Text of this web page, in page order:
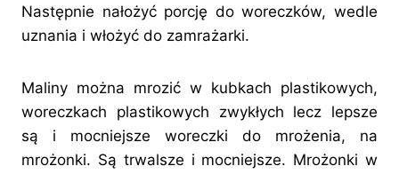
Następnie nałożyć porcję do woreczków, wedle
uznania i włożyć do zamrażarki.
Maliny można mrozić w kubkach plastikowych,
woreczkach plastikowych zwykłych lecz lepsze
są i mocniejsze woreczki do mrożenia, na
mrożonki. Są trwalsze i mocniejsze. Mrożonki w